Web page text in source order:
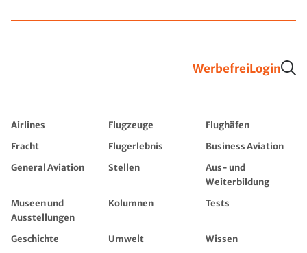
WerbefreiLogin
Airlines Flugzeuge
Flughäfen
Fracht
Flugerlebnis
Business Aviation
General Aviation
Stellen
Aus- und
Weiterbildung
Museen und
Ausstellungen
Kolumnen Tests
Geschichte Umwelt
Wissen